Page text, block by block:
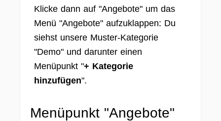
Klicke dann auf "Angebote" um das
Menü "Angebote" aufzuklappen: Du
siehst unsere Muster-Kategorie
"Demo" und darunter einen
Menüpunkt "+ Kategorie
hinzufügen".
Menüpunkt "Angebote"